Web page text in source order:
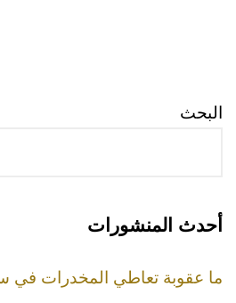
البحث
أحدث المنشورات
ما عقوبة تعاطي المخدرات في